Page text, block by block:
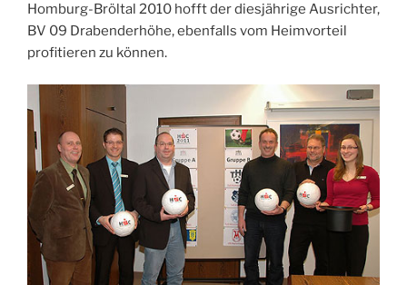
Homburg-Bröltal 2010 hofft der diesjährige Ausrichter,
BV 09 Drabenderhöhe, ebenfalls vom Heimvorteil
profitieren zu können.